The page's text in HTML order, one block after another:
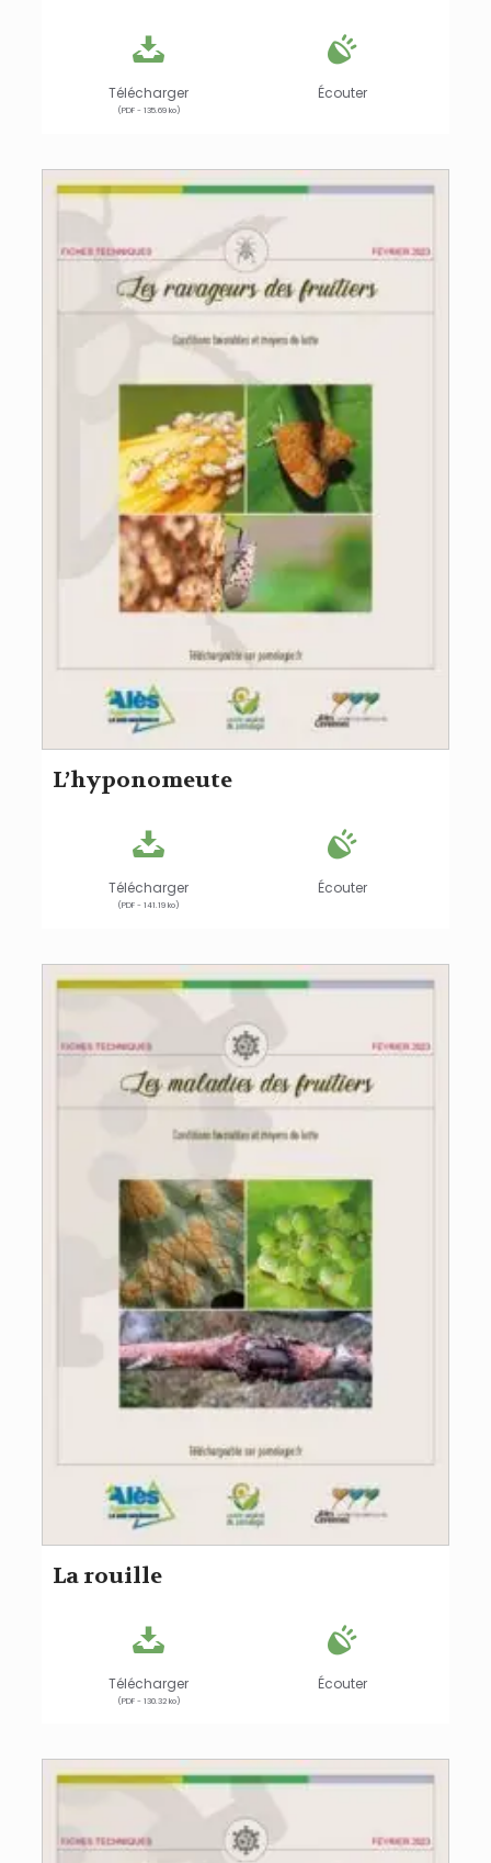
Télécharger
(PDF - 135.69 ko)
Écouter
L’hyponomeute
Télécharger
(PDF - 141.19 ko)
Écouter
La rouille
Télécharger
(PDF - 130.32 ko)
Écouter